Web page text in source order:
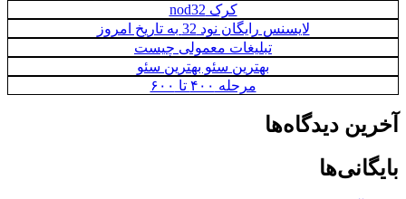
کرک nod32
لایسنس رایگان نود 32 به تاریخ امروز
تبلیغات معمولی چیست
بهترین سئو بهترین سئو
مرحله ۴۰۰ تا ۶۰۰
آخرین دیدگاه‌ها
بایگانی‌ها